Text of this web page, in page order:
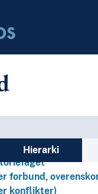
i
Hierarki
forbund,
konflikter)